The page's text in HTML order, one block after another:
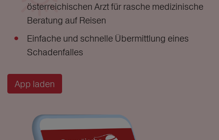
österreichischen Arzt für rasche medizinische
Beratung auf Reisen
Einfache und schnelle Übermittlung eines
Schadenfalles
App laden